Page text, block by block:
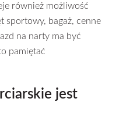
również możliwość
sportowy, bagaż, cenne
na narty ma być
pamiętać
jest